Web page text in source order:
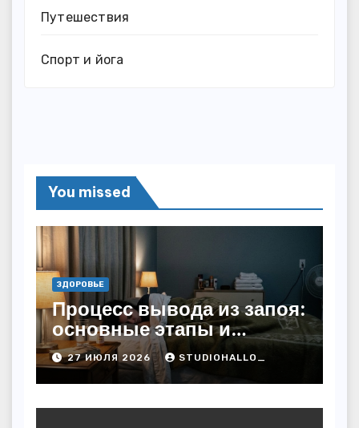
Путешествия
Спорт и йога
You missed
ЗДОРОВЬЕ
Процесс вывода из запоя:
основные этапы и
методы
27 ИЮЛЯ 2026 STUDIOHALLO_